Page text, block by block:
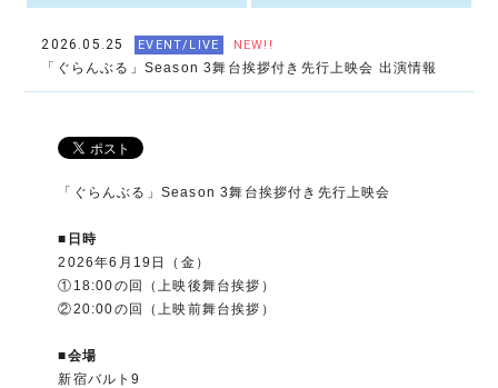
2026.05.25 EVENT/LIVE NEW!!
「ぐらんぶる」Season 3舞台挨拶付き先行上映会 出演情報
「ぐらんぶる」Season 3舞台挨拶付き先行上映会
■日時
2026年6月19日（金）
①18:00の回（上映後舞台挨拶）
②20:00の回（上映前舞台挨拶）
■会場
新宿バルト9